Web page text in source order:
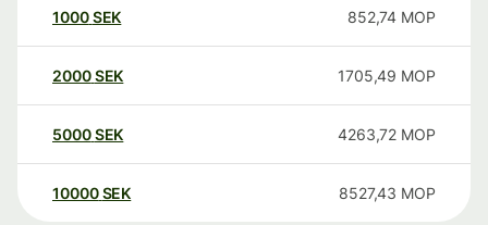
1000SEK 852,74 MOP
2000SEK 1705,49 MOP
5000SEK 4263,72 MOP
10000 SEK 8527,43 MOP